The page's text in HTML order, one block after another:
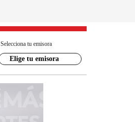
Selecciona tu emisora
Elige tu emisora